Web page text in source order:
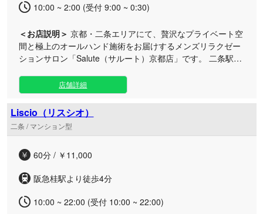
10:00 ~ 2:00 (受付 9:00 ~ 0:30)
＜お店説明＞ 京都・二条エリアにて、贅沢なプライベート空
間と極上のオールハンド施術をお届けするメンズリラクゼー
ションサロン「Salute（サルート）京都店」です。 二条駅か
ライベート感を大切にした完全個室をご用意しております。
周囲を気にせずゆったりとお過ごしいただけますので、日々
お忙しいビジネスマンの方や、ご自身へのご褒美として特別
な癒やしを求める大人の方に最適です。 厳選されたセラピス
トが、まごころを込めてお一人おひとりの体に寄り添う丁寧
かけの合間のスキマ時間などにぜひ足をお運びください。洗
りと解きほぐす、至福のひとときをご提供いたします。
店舗詳細
Liscio（リスシオ）
二条 / マンション型
60分 / ￥11,000
阪急桂駅より徒歩4分
10:00 ~ 22:00 (受付 10:00 ~ 22:00)